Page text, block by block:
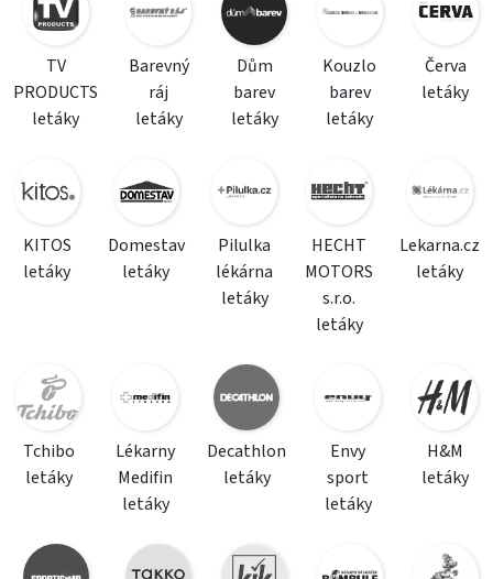
TV
PRODUCTS
letáky
Barevný
ráj
letáky
Dům
barev
letáky
Kouzlo
barev
letáky
Červa
letáky
KITOS
letáky
Domestav
letáky
Pilulka
lékárna
letáky
HECHT
MOTORS
s.r.o.
letáky
Lekarna.cz
letáky
Tchibo
letáky
Lékarny
Medifin
letáky
Decathlon
letáky
Envy
sport
letáky
H&M
letáky